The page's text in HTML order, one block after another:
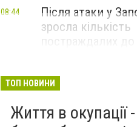
Після атаки у
зросла кількість
08:44
ТОП НОВИНИ
Життя в окупації